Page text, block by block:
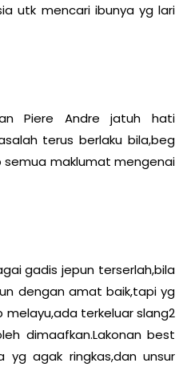
utk mencari ibunya yg lari
Piere Andre jatuh hati
terus berlaku bila,beg
maklumat mengenai
gadis jepun terserlah,bila
dengan amat baik,tapi yg
melayu,ada terkeluar slang2
dimaafkan.Lakonan best
agak ringkas,dan unsur